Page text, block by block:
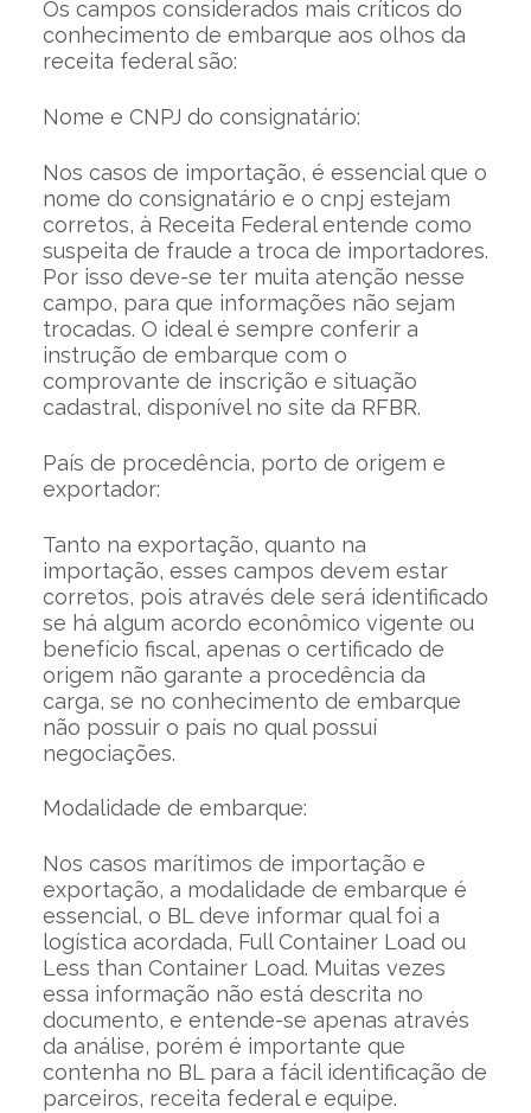
Os campos considerados mais críticos do
conhecimento de embarque aos olhos da
receita federal são:
Nome e CNPJ do consignatário:
Nos casos de importação, é essencial que o
nome do consignatário e o cnpj estejam
corretos, à Receita Federal entende como
suspeita de fraude a troca de importadores.
Por isso deve-se ter muita atenção nesse
campo, para que informações não sejam
trocadas. O ideal é sempre conferir a
instrução de embarque com o
comprovante de inscrição e situação
cadastral, disponível no site da RFBR.
País de procedência, porto de origem e
exportador:
Tanto na exportação, quanto na
importação, esses campos devem estar
corretos, pois através dele será identificado
se há algum acordo econômico vigente ou
benefício fiscal, apenas o certificado de
origem não garante a procedência da
carga, se no conhecimento de embarque
não possuir o país no qual possuí
negociações.
Modalidade de embarque:
Nos casos marítimos de importação e
exportação, a modalidade de embarque é
essencial, o BL deve informar qual foi a
logística acordada, Full Container Load ou
Less than Container Load. Muitas vezes
essa informação não está descrita no
documento, e entende-se apenas através
da análise, porém é importante que
contenha no BL para a fácil identificação de
parceiros, receita federal e equipe.